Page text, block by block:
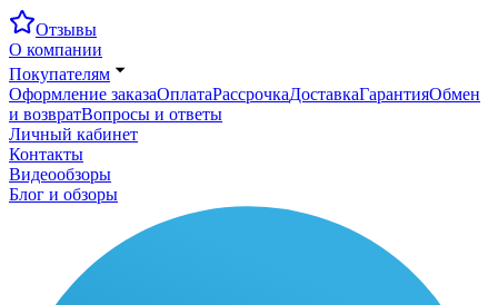
Отзывы
О компании
Покупателям
Оформление заказаОплатаРассрочкаДоставкаГарантияОбмен
и возвратВопросы и ответы
Личный кабинет
Контакты
Видеообзоры
Блог и обзоры